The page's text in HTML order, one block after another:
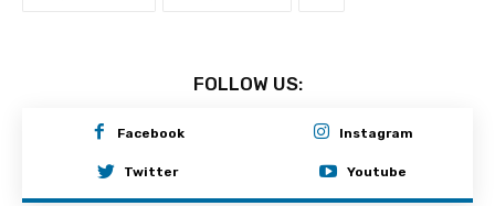
FOLLOW US:
Facebook Instagram
Twitter Youtube